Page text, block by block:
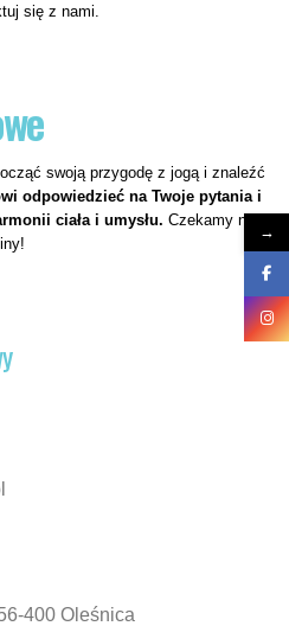
się z nami.
swoją przygodę z jogą i znaleźć
odpowiedzieć na Twoje pytania i
ciała i umysłu. Czekamy na
400 Oleśnica
→